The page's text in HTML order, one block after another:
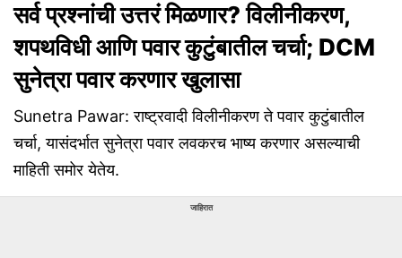
सर्व प्रश्नांची उत्तरं मिळणार? विलीनीकरण,
शपथविधी आणि पवार कुटुंबातील चर्चा; DCM
सुनेत्रा पवार करणार खुलासा
Sunetra Pawar: राष्ट्रवादी विलीनीकरण ते पवार कुटुंबातील
चर्चा, यासंदर्भात सुनेत्रा पवार लवकरच भाष्य करणार असल्याची
माहिती समोर येतेय.
जाहिरात